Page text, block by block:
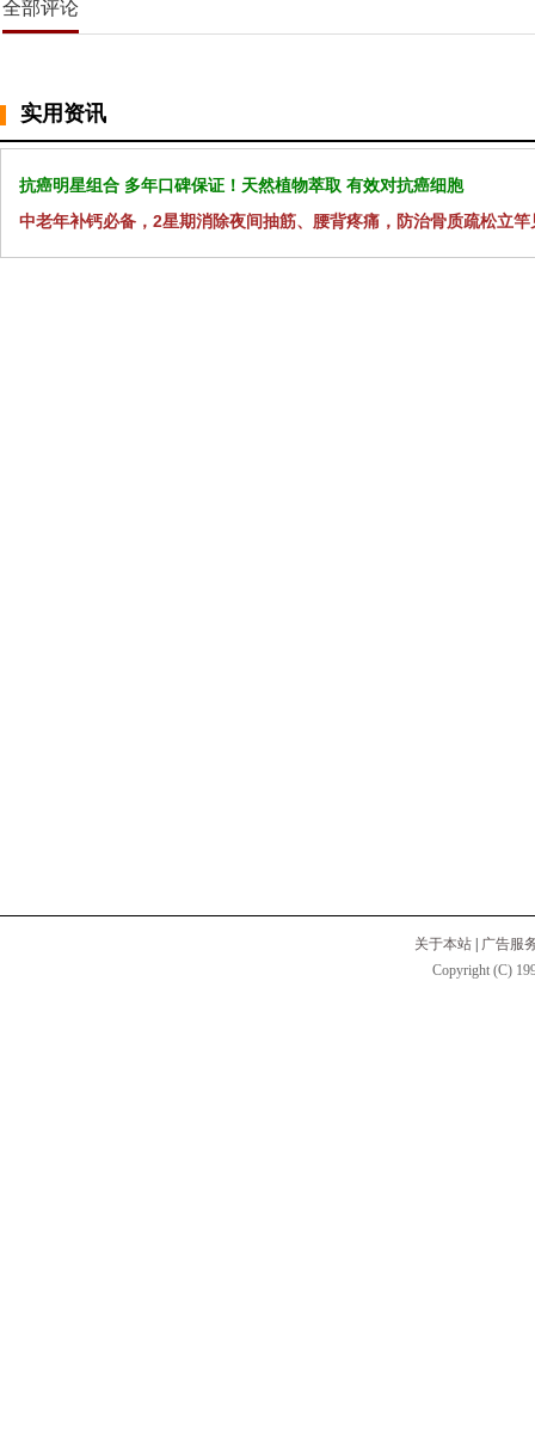
全部评论
实用资讯
抗癌明星组合 多年口碑保证！天然植物萃取 有效对抗癌细胞
中老年补钙必备，2星期消除夜间抽筋、腰背疼痛，防治骨质疏松立竿
关于本站
广告服
Copyright (C)